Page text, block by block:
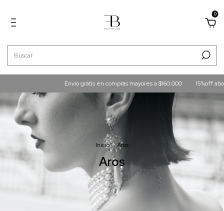
0
gratis en compras mayores a $160.000 15%off abonando en tranferencia
Inicio . Aros
Aros